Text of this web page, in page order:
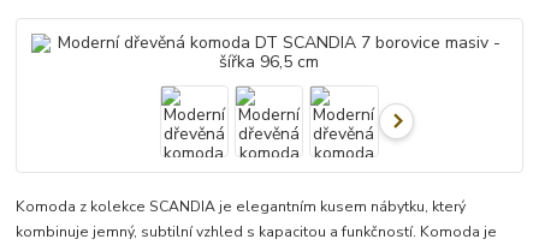
Komoda z kolekce SCANDIA je elegantním kusem nábytku, který
kombinuje jemný, subtilní vzhled s kapacitou a funkčností. Komoda je